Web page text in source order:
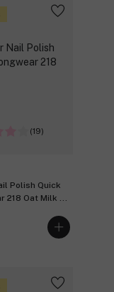
(19)
Polish Quick
218 Oat Milk 5